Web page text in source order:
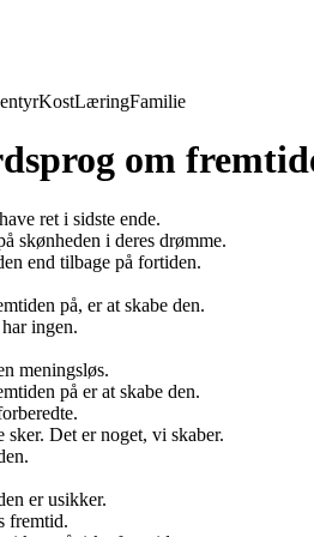
KostLæringFamilie
om
ret i sidste ende.
skønheden i deres drømme.
end tilbage på fortiden.
på, er at skabe den.
ingen.
meningsløs.
på er at skabe den.
Det er noget, vi skaber.
er usikker.
fremtid.